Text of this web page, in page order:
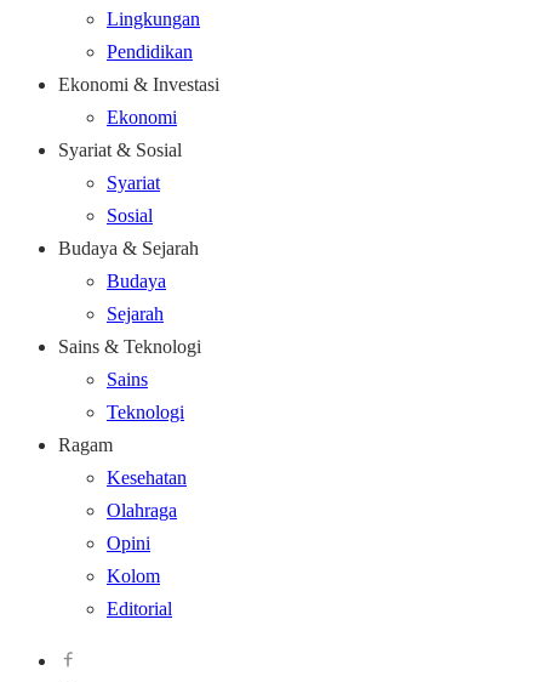
Lingkungan
Pendidikan
Ekonomi & Investasi
Ekonomi
Syariat & Sosial
Syariat
Sosial
Budaya & Sejarah
Budaya
Sejarah
Sains & Teknologi
Sains
Teknologi
Ragam
Kesehatan
Olahraga
Opini
Kolom
Editorial